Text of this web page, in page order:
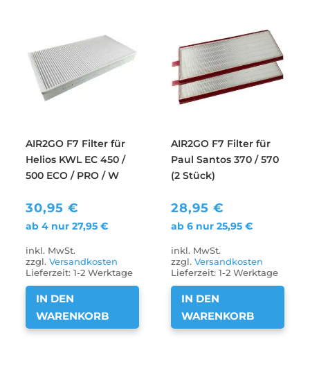
AIR2GO F7 Filter für
Helios KWL EC 450 /
500 ECO / PRO / W
30,95€
ab 4 nur27,95€
inkl. MwSt.
zzgl.Versandkosten
Lieferzeit:1-2 Werktage
IN DEN
WARENKORB
AIR2GO F7 Filter für
Paul Santos 370 / 570
(2 Stück)
28,95€
ab 6 nur25,95€
inkl. MwSt.
zzgl.Versandkosten
Lieferzeit:1-2 Werktage
IN DEN
WARENKORB